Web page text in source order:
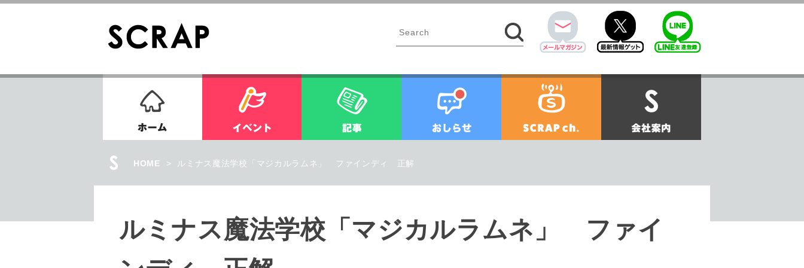
twitter
ホーム イベント 記事 お知らせ 会社案内
HOME > ルミナス魔法学校「マジカルラムネ」 ファインディ 正解
ルミナス魔法学校「マジカルラムネ」 ファイ